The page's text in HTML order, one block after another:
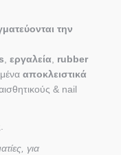
την
εργαλεία rubber
αποκλειστικά
& nail
για